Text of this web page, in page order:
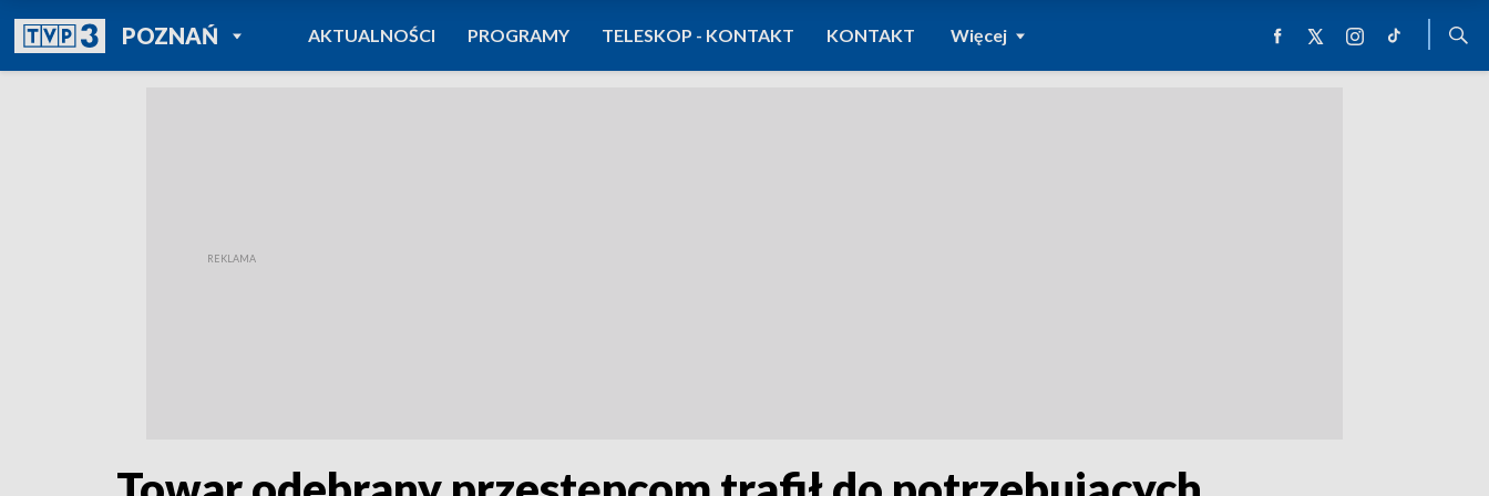
POZNAŃPOWRÓT DO
TVP REGIONY
AKTUALNOŚCI PROGRAMY TELESKOP - KONTAKT KONTAKT Więcej